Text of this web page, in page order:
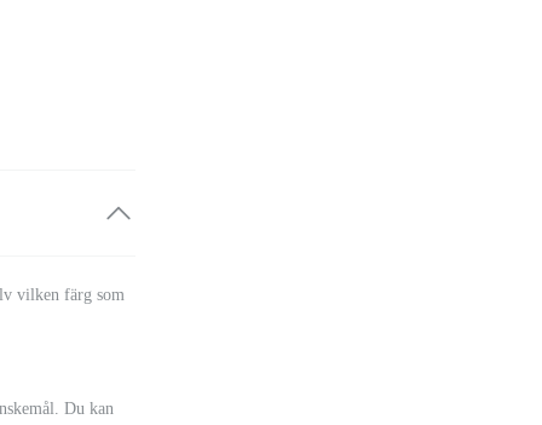
vilken färg som
Du kan